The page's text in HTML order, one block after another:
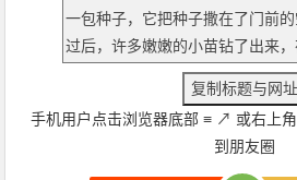
手机用户点击浏览器底部 ≡ ↗ 或右上角
到朋友圈